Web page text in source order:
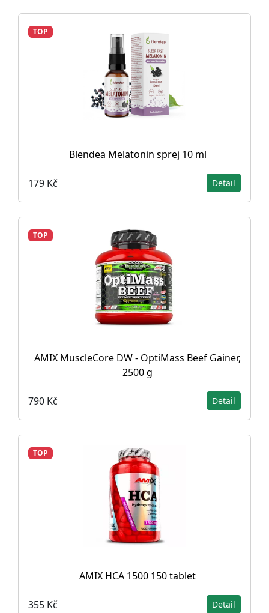
TOP
Blendea Melatonin sprej 10 ml
179 Kč Detail
TOP
AMIX MuscleCore DW - OptiMass Beef Gainer,
2500 g
790 Kč Detail
TOP
AMIX HCA 1500 150 tablet
355 Kč Detail